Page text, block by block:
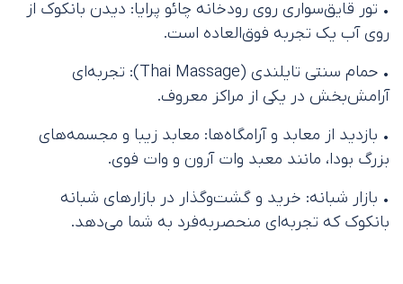
• تور قایق‌سواری روی رودخانه چائو پرایا: دیدن بانکوک از
روی آب یک تجربه فوق‌العاده است.
• حمام سنتی تایلندی (Thai Massage): تجربه‌ای
آرامش‌بخش در یکی از مراکز معروف.
• بازدید از معابد و آرامگاه‌ها: معابد زیبا و مجسمه‌های
بزرگ بودا، مانند معبد وات آرون و وات فوی.
• بازار شبانه: خرید و گشت‌وگذار در بازارهای شبانه
بانکوک که تجربه‌ای منحصربه‌فرد به شما می‌دهد.